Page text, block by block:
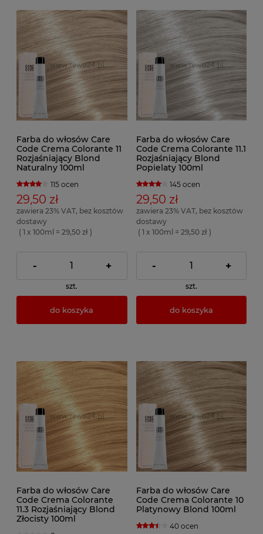
Farba do włosów Care
Code Crema Colorante 11
Rozjaśniający Blond
Naturalny 100ml
115 ocen
29,50 zł
zawiera 23% VAT, bez kosztów
dostawy
( 1 x 100ml = 29,50 zł )
- +
szt.
do koszyka
Farba do włosów Care
Code Crema Colorante 11.1
Rozjaśniający Blond
Popielaty 100ml
145 ocen
29,50 zł
zawiera 23% VAT, bez kosztów
dostawy
( 1 x 100ml = 29,50 zł )
- +
szt.
do koszyka
Farba do włosów Care
Code Crema Colorante
11.3 Rozjaśniający Blond
Złocisty 100ml
Farba do włosów Care
Code Crema Colorante 10
Platynowy Blond 100ml
40 ocen